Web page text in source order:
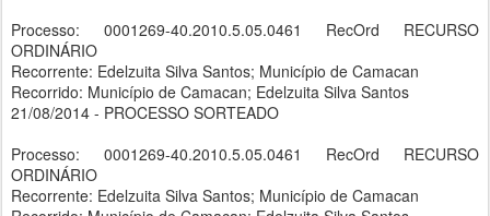
Processo: 0001269-40.2010.5.05.0461 RecOrd RECURSO
ORDINÁRIO
Recorrente: Edelzuita Silva Santos; Município de Camacan
Recorrido: Município de Camacan; Edelzuita Silva Santos
21/08/2014 - PROCESSO SORTEADO
Processo: 0001269-40.2010.5.05.0461 RecOrd RECURSO
ORDINÁRIO
Recorrente: Edelzuita Silva Santos; Município de Camacan